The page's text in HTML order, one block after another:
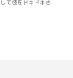
て彼をドキドキさ